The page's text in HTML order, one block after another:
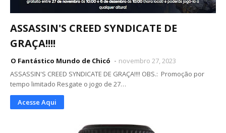
ASSASSIN'S CREED SYNDICATE DE
GRAÇA!!!!
O Fantástico Mundo de Chicó
novembro 27, 2023
ASSASSIN'S CREED SYNDICATE DE GRAÇA!!!! OBS.: Promoção por
tempo limitado Resgate o jogo de 27…
Acesse Aqui